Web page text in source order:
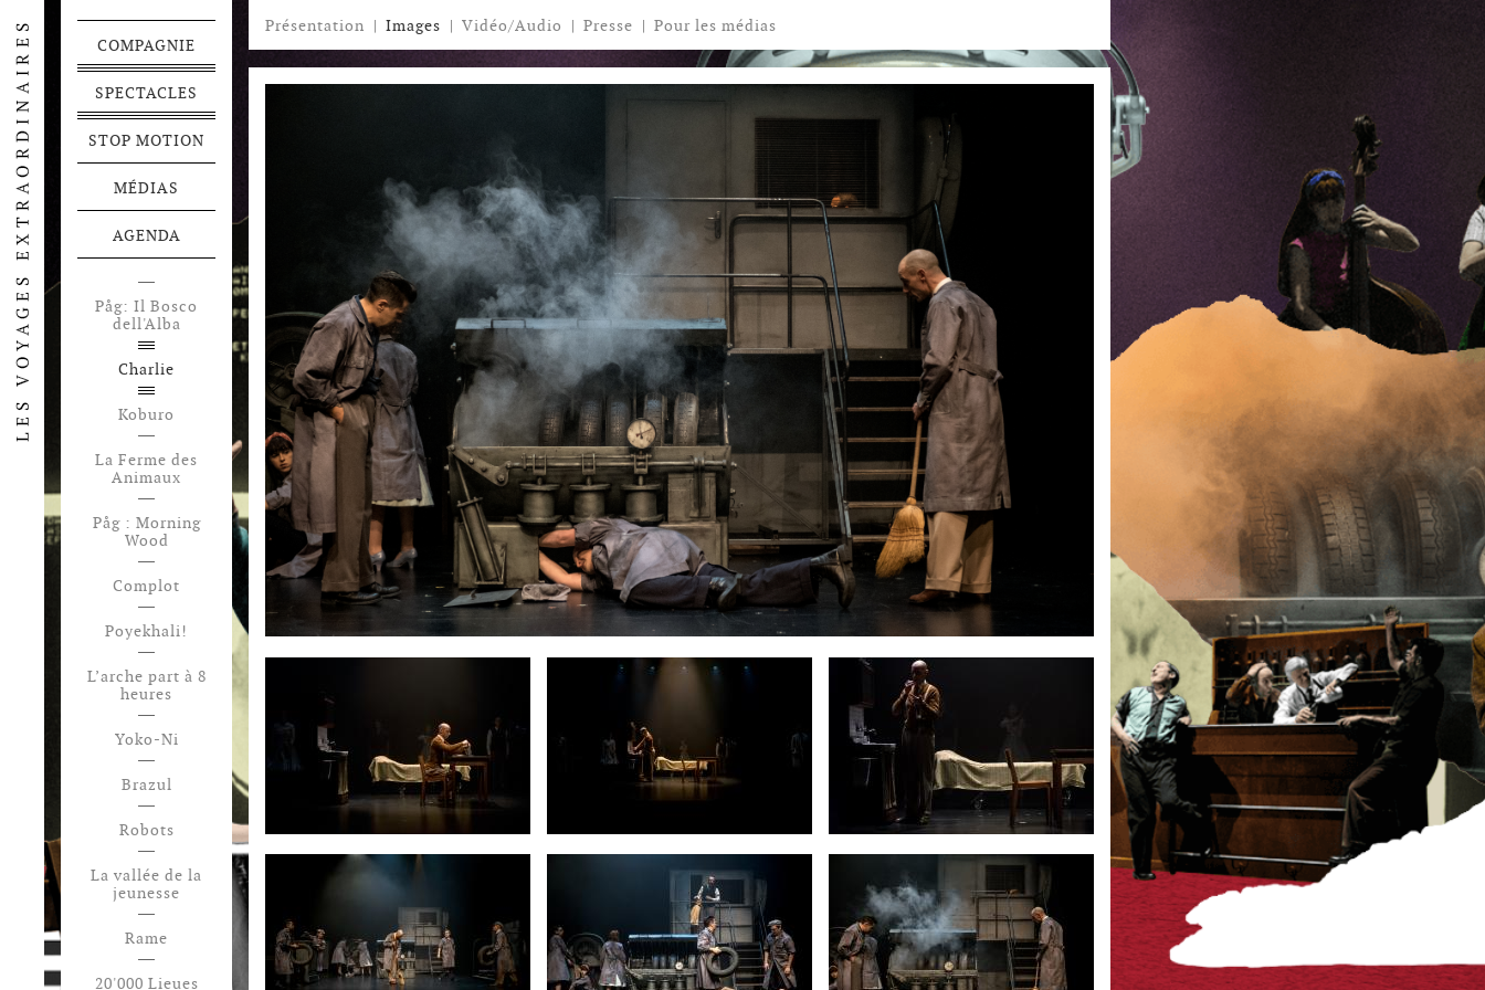
Présentation | Images | Vidéo/Audio | Presse | Pour les médias
COMPAGNIE
SPECTACLES
STOP MOTION
MÉDIAS
AGENDA
Påg: Il Bosco
dell'Alba
Charlie
Koburo
La Ferme des
Animaux
Påg : Morning
Wood
Complot
Poyekhali!
L’arche part à 8
heures
Yoko-Ni
Brazul
Robots
La vallée de la
jeunesse
Rame
20'000 Lieues
Voyage en
Pamukalie